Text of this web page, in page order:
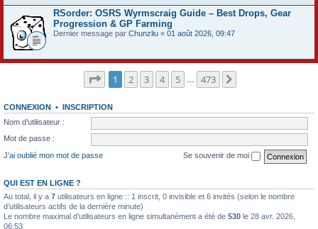
RSorder: OSRS Wyrmscraig Guide – Best Drops, Gear
Progression & GP Farming
Dernier message par Chunzliu « 01 août 2026, 09:47
Page sur473
1 2 3 4 5 473
CONNEXION • INSCRIPTION
Nom d’utilisateur :
Mot de passe :
J’ai oublié mon mot de passe
Se souvenir de moi
QUI EST EN LIGNE ?
Au total, il y a 7 utilisateurs en ligne :: 1 inscrit, 0 invisible et 6 invités (selon le nombre
d’utilisateurs actifs de la dernière minute)
Le nombre maximal d’utilisateurs en ligne simultanément a été de 530 le 28 avr. 2026,
06:53